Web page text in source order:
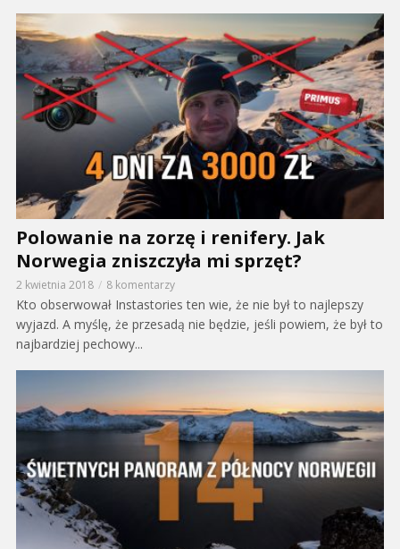
Polowanie na zorzę i renifery. Jak
Norwegia zniszczyła mi sprzęt?
2 kwietnia 2018 8 komentarzy
Kto obserwował Instastories ten wie, że nie był to najlepszy
wyjazd. A myślę, że przesadą nie będzie, jeśli powiem, że był to
najbardziej pechowy...